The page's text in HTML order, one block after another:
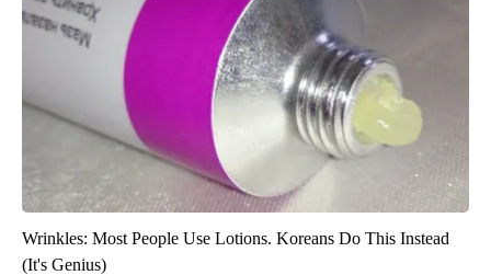
Wrinkles: Most People Use Lotions. Koreans Do This Instead
(It's Genius)